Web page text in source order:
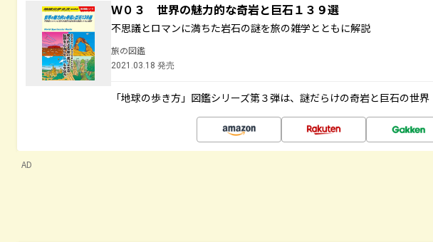
Ｗ０３ 世界の魅力的な奇岩と巨石１３９選
不思議とロマンに満ちた岩石の謎を旅の雑学とともに解説
旅の図鑑
2021.03.18 発売
「地球の歩き方」図鑑シリーズ第３弾は、謎だらけの奇岩と巨石の世界
AD